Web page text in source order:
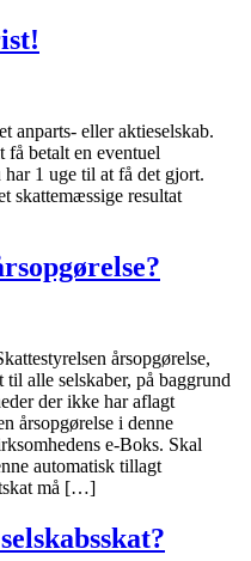
anparts- eller aktieselskab.
få betalt en eventuel
1 uge til at få det gjort.
skattemæssige resultat
årsopgørelse,
alle selskaber, på baggrund
der ikke har aflagt
årsopgørelse i denne
e-Boks. Skal
automatisk tillagt
må […]